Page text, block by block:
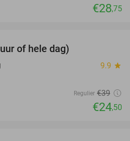
€28,75
of hele dag)
9.9 star
Regulier €39
€24,50